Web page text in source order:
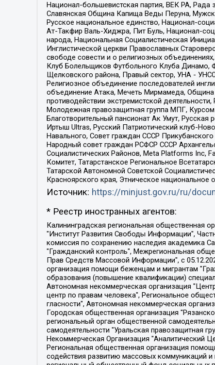
Национал-большевистская партия, ВЕК РА,
Славянская Община Капища Веды Перуна,
Русское национальное единство, Национал-
Ат-Такфир Валь-Хиджра, Пит Буль, Национал-
народа, Национальная Социалистическая
Инглистической церкви Православных
свободе совести и о религиозных
Клуб Болельщиков Футбольного Клуба Динамо,
Щелковского района, Правый сектор, УНА -
Религиозное объединение последователей
объединение Атака, Мечеть Мирмамеда,
противодействии экстремистской
Молодежная правозащитная группа МПГ,
Благотворительный пансионат Ак Умут,
Иртыш Ultras, Русский Патриотический клуб-
Навального, Совет граждан СССР
Народный совет граждан РСФСР СССР
Социалистических Районов, Meta Platforms Inc,
Комитет, Татарстанское Региональное
Татарской Автономной Советской
Красноярского края, Этническое
Источник: https://minjust.gov.ru/ru/
* Реестр иностранных агентов:
Калининградская региональная общественная организация "Экозащита!-Женсовет", Фонд содействия защите прав и свобод граждан "Общественный вердикт", Фонд "Институт Развития Свободы Информации", Частное учреждение "Информационное агентство МЕМО. РУ", Региональная общественная организация "Общественная комиссия по сохранению наследия академика Сахарова", Фонд поддержки свободы прессы, Санкт-Петербургская общественная правозащитная организация "Гражданский контроль", Межрегиональная общественная организация "Информационно-просветительский центр "Мемориал", Региональный Фонд "Центр Защиты Прав Средств Массовой Информации", с 05.12.2023 Фонд "Центр Защиты Прав Средств массовой информации", Региональная общественная благотворительная организация помощи беженцам и мигрантам "Гражданское содействие", Негосударственное образовательное учреждение дополнительного профессионального образования (повышение квалификации) специалистов "АКАДЕМИЯ ПО ПРАВАМ ЧЕЛОВЕКА", Свердловская региональная общественная организация "Сутяжник", Автономная некоммерческая организация "Центр независимых социологических исследований", Союз общественных объединений "Российский исследовательский центр по правам человека", Региональное общественное учреждение научно-информационный центр "МЕМОРИАЛ", Некоммерческая организация "Фонд защиты гласности", Автономная некоммерческая организация "Институт прав человека", Городская общественная организация "Екатеринбургское общество "МЕМОРИАЛ", Городская общественная организация "Рязанское историко-просветительское и правозащитное общество "Мемориал" (Рязанский Мемориал), Челябинский региональный орган общественной самодеятельности – женское общественное объединение "Женщины Евразии", Челябинский региональный орган общественной самодеятельности "Уральская правозащитная группа", Фонд содействия защите здоровья и социальной справедливости имени Андрея Рылькова, Автономная Некоммерческая Организация "Аналитический Центр Юрия Левады", Автономная некоммерческая организация социальной поддержки населения "Проект Апрель", Региональная общественная организация помощи женщинам и детям, находящимся в кризисной ситуации "Информационно-методический центр "Анна", Фонд содействия развитию массовых коммуникаций и правовому просвещению "Так-так-Так", Фонд содействия устойчивому развитию "Серебряная тайга", Свердловский региональный общественный фонд социальных проектов "Новое время", "Idel.Реалии", Кавказ.Реалии, Крым.Реалии, Телеканал Настоящее Время, Татаро-башкирская служба Радио Свобода (Azatliq Radiosi), Радио Свободная Европа/Радио Свобода (PCE/PC), "Сибирь.Реалии", "Фактограф", Благотворительный фонд помощи осужденным и их семьям, Автономная некоммерческая организация "Институт глобализации и социальных движений", Фонд "В защиту прав заключенных", Частное учреждение "Центр поддержки и содействия развитию средств массовой